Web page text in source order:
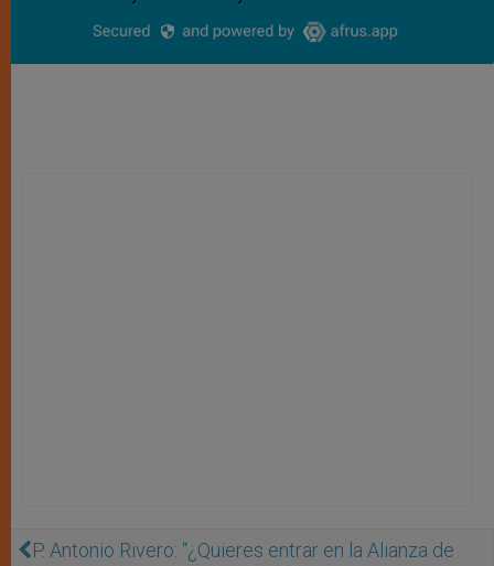
P. Antonio Rivero: “¿Quieres entrar en la Alianza de